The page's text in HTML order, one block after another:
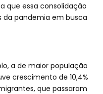
que essa consolidação
da pandemia em busca
a de maior população
crescimento de 10,4%
que passaram